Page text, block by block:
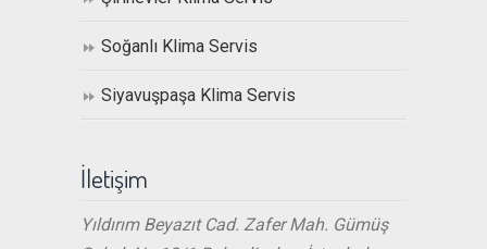
Soğanlı Klima Servis
Siyavuşpaşa Klima Servis
İletişim
Yıldırım Beyazıt Cad. Zafer Mah. Gümüş